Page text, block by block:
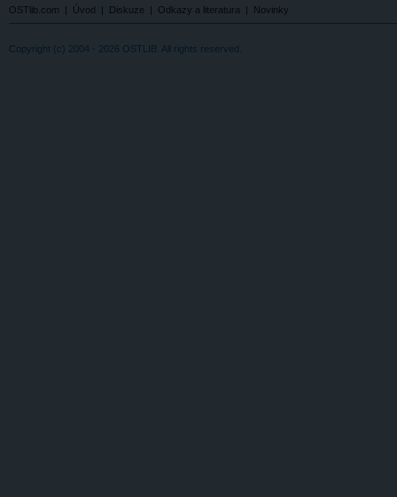
OSTlib.com | Úvod | Diskuze | Odkazy a literatura | Novinky
Copyright (c) 2004 - 2026 OSTLIB. All rights reserved.